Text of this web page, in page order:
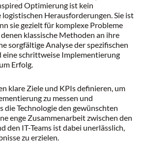
Optimierung ist kein
Herausforderungen. Sie ist
sie gezielt für komplexe Probleme
klassische Methoden an ihre
sorgfältige Analyse der spezifischen
schrittweise Implementierung
Erfolg.
klare Ziele und KPIs definieren, um
zu messen und
die Technologie den gewünschten
enge Zusammenarbeit zwischen den
den IT-Teams ist dabei unerlässlich,
zu erzielen.